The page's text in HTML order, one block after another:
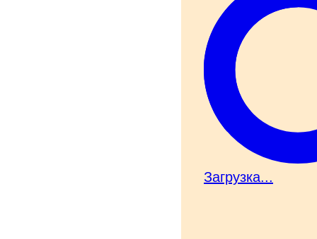
Загрузка...